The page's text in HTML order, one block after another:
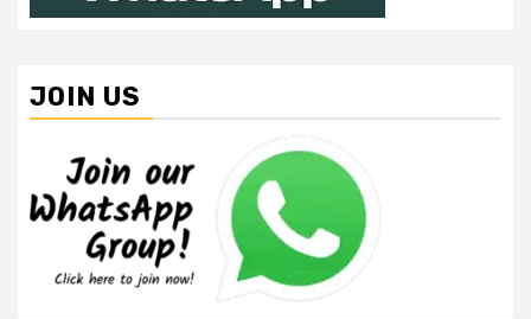
JOIN US